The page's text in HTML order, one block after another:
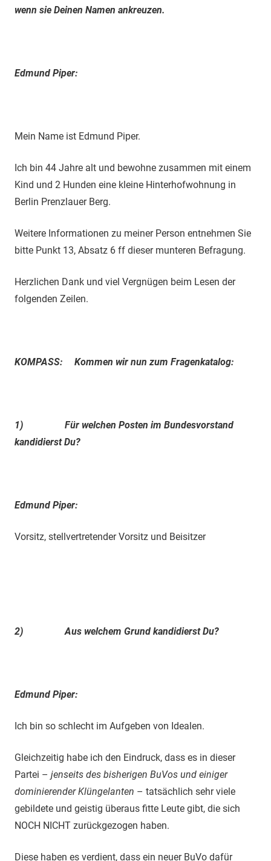
wenn sie Deinen Namen ankreuzen.
Edmund Piper:
Mein Name ist Edmund Piper.
Ich bin 44 Jahre alt und bewohne zusammen mit einem
Kind und 2 Hunden eine kleine Hinterhofwohnung in
Berlin Prenzlauer Berg.
Weitere Informationen zu meiner Person entnehmen Sie
bitte Punkt 13, Absatz 6 ff dieser munteren Befragung.
Herzlichen Dank und viel Vergnügen beim Lesen der
folgenden Zeilen.
KOMPASS: Kommen wir nun zum Fragenkatalog:
1) Für welchen Posten im Bundesvorstand
kandidierst Du?
Edmund Piper:
Vorsitz, stellvertretender Vorsitz und Beisitzer
2) Aus welchem Grund kandidierst Du?
Edmund Piper:
Ich bin so schlecht im Aufgeben von Idealen.
Gleichzeitig habe ich den Eindruck, dass es in dieser
Partei – jenseits des bisherigen BuVos und einiger
dominierender Klüngelanten – tatsächlich sehr viele
gebildete und geistig überaus fitte Leute gibt, die sich
NOCH NICHT zurückgezogen haben.
Diese haben es verdient, dass ein neuer BuVo dafür